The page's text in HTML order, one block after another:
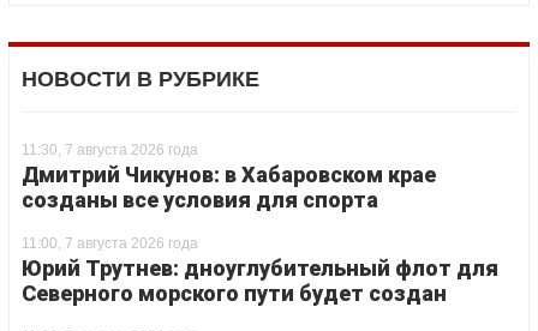
НОВОСТИ В РУБРИКЕ
11:30, 7 августа 2026 года
Дмитрий Чикунов: в Хабаровском крае
созданы все условия для спорта
11:00, 7 августа 2026 года
Юрий Трутнев: дноуглубительный флот для
Северного морского пути будет создан